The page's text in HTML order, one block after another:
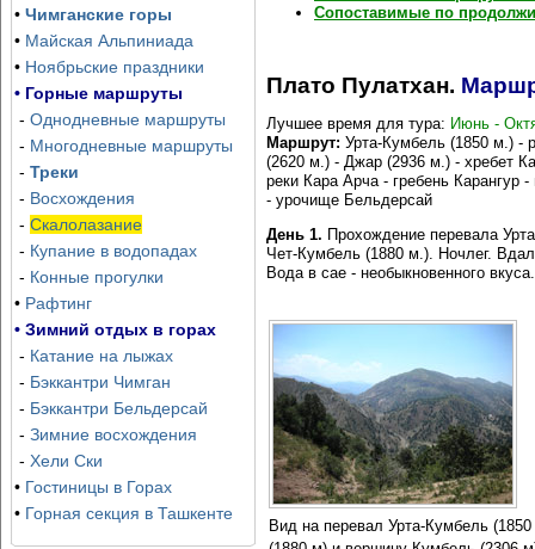
Зона Отдыха Хумсон Булок
Зона Отдыха в горах Хумсон Булок (Humson Buloq)
принимает гостей.
Ски-тур и
Программа восемь дней,
Чимгане и Амирсае +
• Чимганские горы
• Майская Альпиниада
• Ноябрьские праздники
• Горные маршруты
- Однодневные маршруты
- Многодневные маршруты
- Треки
- Восхождения
- Скалолазание
- Купание в водопадах
- Конные прогулки
• Рафтинг
• Зимний отдых в горах
- Катание на лыжах
- Бэккантри Чимган
- Бэккантри Бельдерсай
- Зимние восхождения
- Хели Ски
• Гостиницы в Горах
• Горная секция в Ташкенте
Сопоставимые по
Плато Пулатхан.
Лучшее время для тура: Июнь -
Маршрут: Урта-Кумбель (1850 м.) -
(2620 м.) - Джар (2936 м.) - хребет
реки Кара Арча - гребень Карангур
- урочище Бельдерсай
День 1. Прохождение перевала
Чет-Кумбель (1880 м.). Ночлег.
Вода в сае - необыкновенного вкуса.
Вид на перевал Урта-Кумбель